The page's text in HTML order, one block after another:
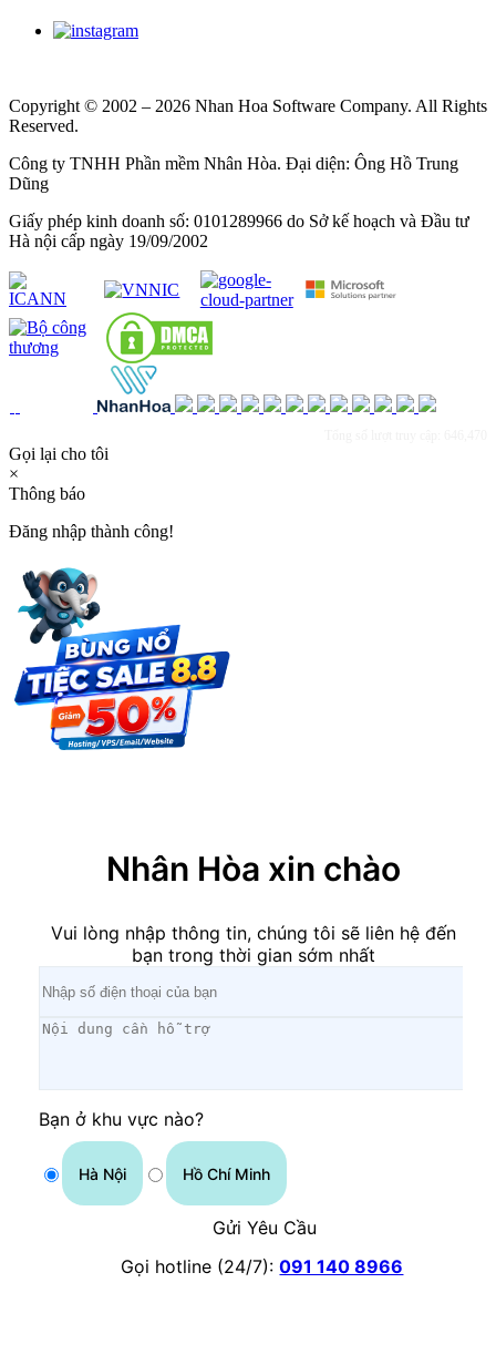
Copyright © 2002 – 2026 Nhan Hoa Software Company. All Rights
Reserved.
Công ty TNHH Phần mềm Nhân Hòa. Đại diện: Ông Hồ Trung
Dũng
Giấy phép kinh doanh số: 0101289966 do Sở kế hoạch và Đầu tư
Hà nội cấp ngày 19/09/2002
Gọi lại cho tôi
×
Thông báo
Đăng nhập thành công!
Nhân Hòa xin chào
Vui lòng nhập thông tin, chúng tôi sẽ liên hệ đến
bạn trong thời gian sớm nhất
Bạn ở khu vực nào?
Hà Nội Hồ Chí Minh
Gửi Yêu Cầu
Gọi hotline (24/7): 091 140 8966